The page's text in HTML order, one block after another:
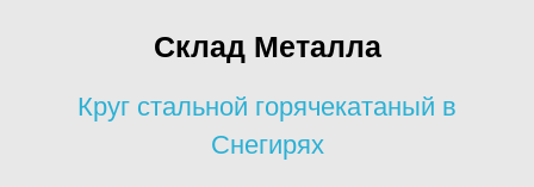
Склад Металла
Круг стальной горячекатаный в
Снегирях